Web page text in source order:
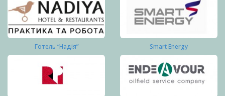
Готель “Надія” Smart Energy